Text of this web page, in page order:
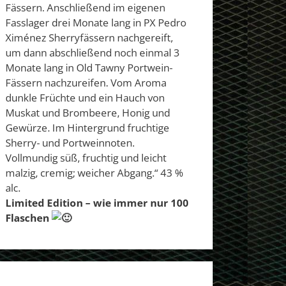
Fässern. Anschließend im eigenen
Fasslager drei Monate lang in PX Pedro
Ximénez Sherryfässern nachgereift,
um dann abschließend noch einmal 3
Monate lang in Old Tawny Portwein-
Fässern nachzureifen. Vom Aroma
dunkle Früchte und ein Hauch von
Muskat und Brombeere, Honig und
Gewürze. Im Hintergrund fruchtige
Sherry- und Portweinnoten.
Vollmundig süß, fruchtig und leicht
malzig, cremig; weicher Abgang.“ 43 %
alc.
Limited Edition – wie immer nur 100
Flaschen